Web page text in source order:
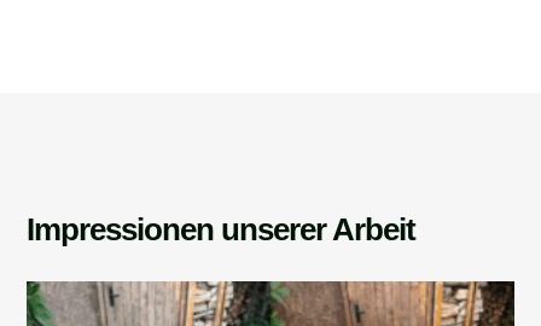
Impressionen unserer Arbeit